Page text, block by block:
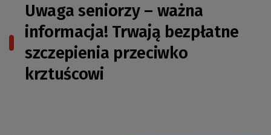
Uwaga seniorzy – ważna
informacja! Trwają bezpłatne
szczepienia przeciwko
krztuścowi